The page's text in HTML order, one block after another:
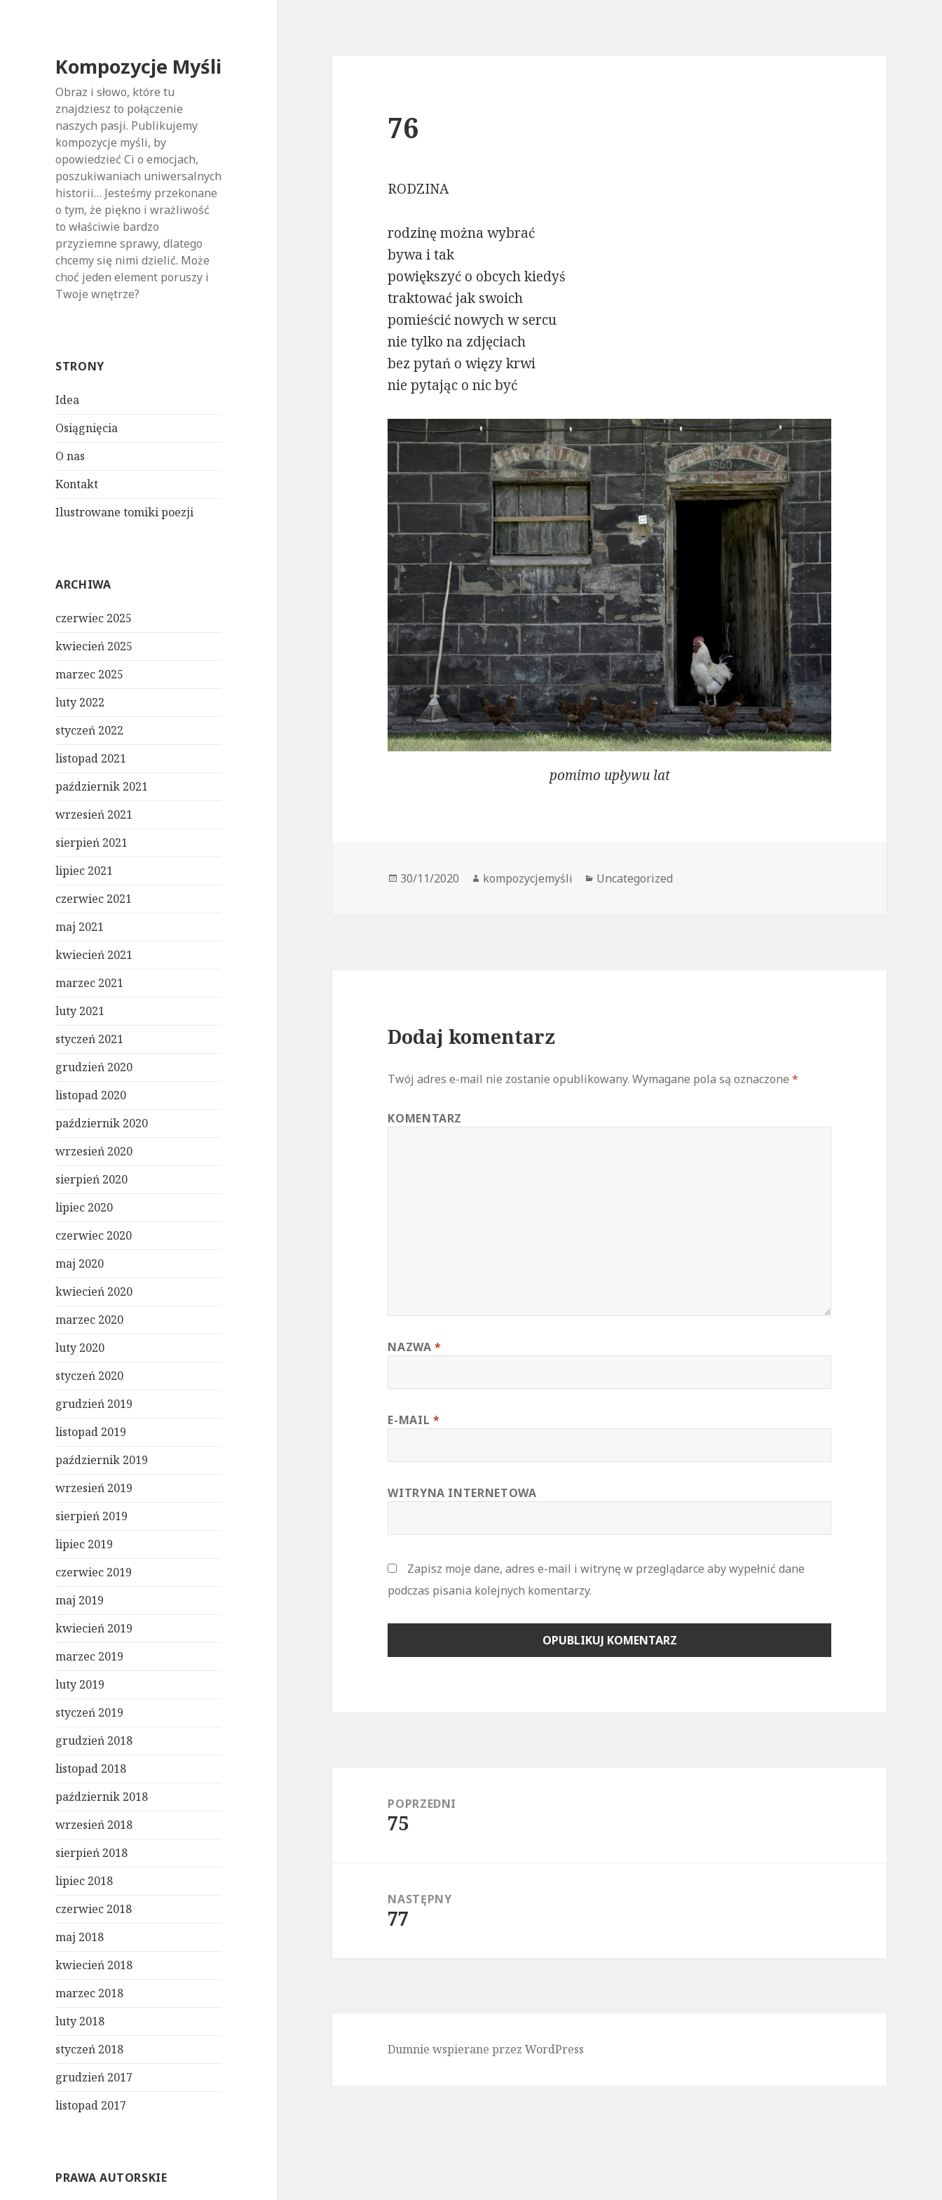
Kompozycje Myśli
Obraz i słowo, które tu
znajdziesz to połączenie
naszych pasji. Publikujemy
kompozycje myśli, by
opowiedzieć Ci o emocjach,
poszukiwaniach uniwersalnych
historii… Jesteśmy przekonane
o tym, że piękno i wrażliwość
to właściwie bardzo
przyziemne sprawy, dlatego
chcemy się nimi dzielić. Może
choć jeden element poruszy i
Twoje wnętrze?
STRONY
Idea
Osiągnięcia
O nas
Kontakt
Ilustrowane tomiki poezji
ARCHIWA
czerwiec 2025
kwiecień 2025
marzec 2025
luty 2022
styczeń 2022
listopad 2021
październik 2021
wrzesień 2021
sierpień 2021
lipiec 2021
czerwiec 2021
maj 2021
kwiecień 2021
marzec 2021
luty 2021
styczeń 2021
grudzień 2020
listopad 2020
październik 2020
wrzesień 2020
sierpień 2020
lipiec 2020
czerwiec 2020
maj 2020
kwiecień 2020
marzec 2020
luty 2020
styczeń 2020
grudzień 2019
listopad 2019
październik 2019
wrzesień 2019
sierpień 2019
lipiec 2019
czerwiec 2019
maj 2019
kwiecień 2019
marzec 2019
luty 2019
styczeń 2019
grudzień 2018
listopad 2018
październik 2018
wrzesień 2018
sierpień 2018
lipiec 2018
czerwiec 2018
maj 2018
kwiecień 2018
marzec 2018
luty 2018
styczeń 2018
grudzień 2017
listopad 2017
PRAWA AUTORSKIE
76
RODZINA
rodzinę można wybrać
bywa i tak
powiększyć o obcych kiedyś
traktować jak swoich
pomieścić nowych w sercu
nie tylko na zdjęciach
bez pytań o więzy krwi
nie pytając o nic być
pomimo upływu lat
Data
30/11/2020 Autor
kompozycjemyśli Kategorie
Uncategorized
Dodaj komentarz
Twój adres e-mail nie zostanie opublikowany. Wymagane pola są oznaczone*
KOMENTARZ
NAZWA*
E-MAIL *
WITRYNA INTERNETOWA
Zapisz moje dane, adres e-mail i witrynę w przeglądarce aby wypełnić dane
podczas pisania kolejnych komentarzy.
POPRZEDNI
Poprzedni
75
NASTĘPNY
Następny
77
Dumnie wspierane przez WordPress